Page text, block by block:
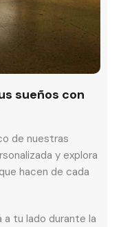
sueños con
de nuestras
y explora
hacen de cada
tu lado durante la